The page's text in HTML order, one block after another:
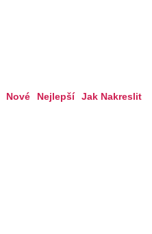
Nové Nejlepší Jak Nakreslit